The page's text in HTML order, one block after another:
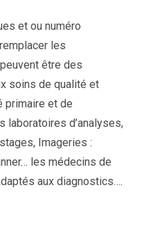
et ou numéro
les
être des
soins de qualité et
primaire et de
laboratoires d’analyses,
Imageries :
les médecins de
aux diagnostics….